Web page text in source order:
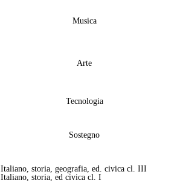
Musica
Arte
Tecnologia
Sostegno
Italiano, storia, geografia, ed. civica cl. III
Italiano, storia, ed civica cl. I